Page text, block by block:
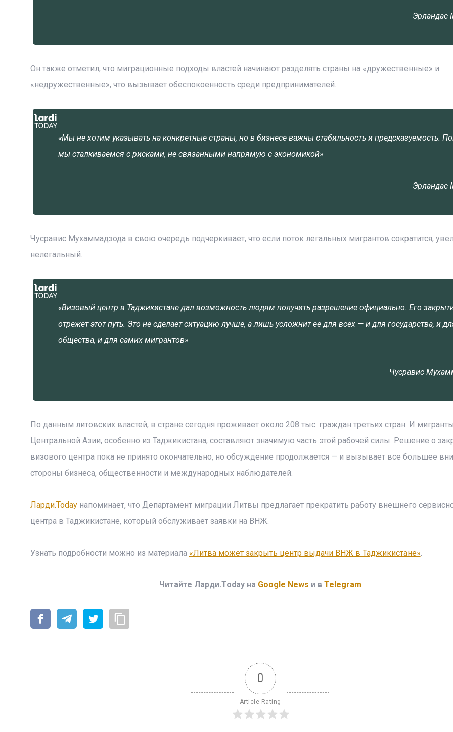
Эрландас
Он также отметил, что миграционные подходы властей начинают разделять страны на «дружественные» и
«недружественные», что вызывает обеспокоенность среди предпринимателей.
«Мы не хотим указывать на конкретные страны, но в бизнесе важны стабильность и предсказуемость.
мы сталкиваемся с рисками, не связанными напрямую с экономикой»
Эрландас
Чусравис Мухаммадзода в свою очередь подчеркивает, что если поток легальных мигрантов сократится,
нелегальный.
«Визовый центр в Таджикистане дал возможность людям получить разрешение официально. Его
отрежет этот путь. Это не сделает ситуацию лучше, а лишь усложнит ее для всех — и для государства, и
общества, и для самих мигрантов»
Чусравис
По данным литовских властей, в стране сегодня проживает около 208 тыс. граждан третьих стран. И
Центральной Азии, особенно из Таджикистана, составляют значимую часть этой рабочей силы. Решение о
визового центра пока не принято окончательно, но обсуждение продолжается — и вызывает все большее
стороны бизнеса, общественности и международных наблюдателей.
Ларди.Todayнапоминает, что Департамент миграции Литвы предлагает прекратить работу внешнего
центра в Таджикистане, который обслуживает заявки на ВНЖ.
Узнать подробности можно из материала «Литва может закрыть центр выдачи ВНЖ в Таджикистане».
Читайте Ларди.Today на Google News и в Telegram
0
Article Rating